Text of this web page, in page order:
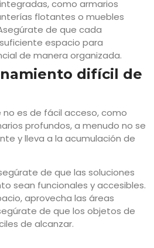
como armarios
flotantes o muebles
de que cada
espacio para
de manera organizada.
difícil de
es de fácil acceso, como
profundos, a menudo no se
y lleva a la acumulación de
de que las soluciones
sean funcionales y accesibles.
aprovecha las áreas
de que los objetos de
de alcanzar.